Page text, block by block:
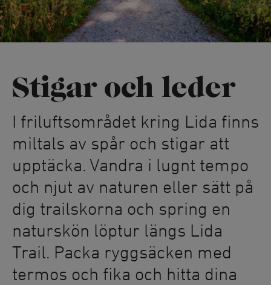
Stigar och leder
I friluftsområdet kring Lida finns
miltals av spår och stigar att
upptäcka. Vandra i lugnt tempo
och njut av naturen eller sätt på
dig trailskorna och spring en
naturskön löptur längs Lida
Trail. Packa ryggsäcken med
termos och fika och hitta dina